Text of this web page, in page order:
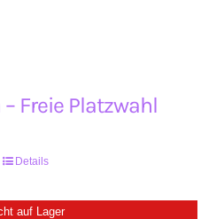
Freie Platzwahl
Details
auf Lager